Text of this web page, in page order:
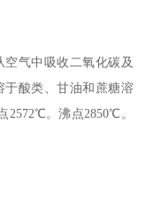
气中吸收二氧化碳及
酸类、甘油和蔗糖溶
2572℃。沸点2850℃。